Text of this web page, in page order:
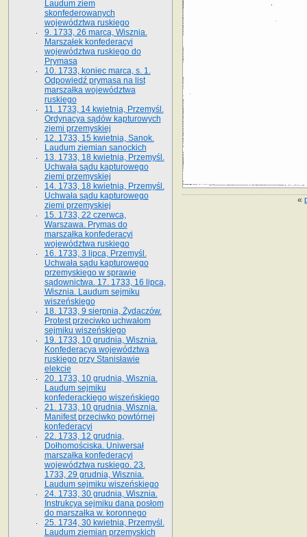
«
Laudum ziem
skonfederowanych
województwa ruskiego
9. 1733, 26 marca, Wisznia.
Marszałek konfederacyi
województwa ruskiego do
Prymasa
10. 1733, koniec marca, s. 1.
Odpowiedź prymasa na list
marszałka województwa
ruskiego
11. 1733, 14 kwietnia, Przemyśl.
Ordynacya sądów kapturowych
ziemi przemyskiej
12. 1733, 15 kwietnia, Sanok.
Laudum ziemian sanockich
13. 1733, 18 kwietnia, Przemyśl.
Uchwała sądu kapturowego
ziemi przemyskiej
14. 1733, 18 kwietnia, Przemyśl.
Uchwała sądu kapturowego
ziemi przemyskiej
15. 1733, 22 czerwca,
Warszawa. Prymas do
marszałka konfederacyi
województwa ruskiego
16. 1733, 3 lipca, Przemyśl.
Uchwała sądu kapturowego
przemyskiego w sprawie
sądownictwa. 17. 1733, 16 lipca,
Wisznia. Laudum sejmiku
wiszeńskiego
18. 1733, 9 sierpnia, Żydaczów.
Protest przeciwko uchwałom
sejmiku wiszeńskiego
19. 1733, 10 grudnia, Wisznia.
Konfederacya województwa
ruskiego przy Stanisławie
elekcie
20. 1733, 10 grudnia, Wisznia.
Laudum sejmiku
konfederackiego wiszeńskiego
21. 1733, 10 grudnia, Wisznia.
Manifest przeciwko powtórnej
konfederacyi
22. 1733, 12 grudnia,
Dołhomościska. Uniwersał
marszałka konfederacyi
województwa ruskiego. 23.
1733, 29 grudnia, Wisznia.
Laudum sejmiku wiszeńskiego
24. 1733, 30 grudnia, Wisznia.
Instrukcya sejmiku dana posłom
do marszałka w. koronnego
25. 1734, 30 kwietnia, Przemyśl.
Laudum ziemian przemyskich